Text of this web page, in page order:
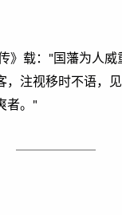
》载："国藩为人
，注视移时不语，
者。"